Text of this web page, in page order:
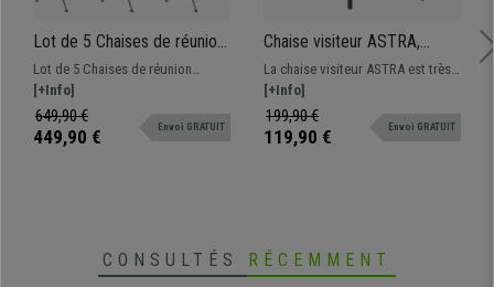
Lot de 5 Chaises de réunion
AMIR, Commodes et
Pratiques, Empilables, Bleu
Lot de 5 Chaises de réunion
pratique AMIR, design
spectaculaire pour donner une
touche moderne aux salles
[+Info]
649,90 €
449,90 € Envoi GRATUIT
Chaise visiteur ASTRA,
Empilable, Design Moderne
et Polyvalent, Gris Foncé
La chaise visiteur ASTRA est très
robuste grâce à ses matériaux de
fabrication de qualité. Elle
présente un design moderne et
[+Info]
199,90 €
119,90 € Envoi GRATUIT
CONSULTÉS RÉCEMMENT